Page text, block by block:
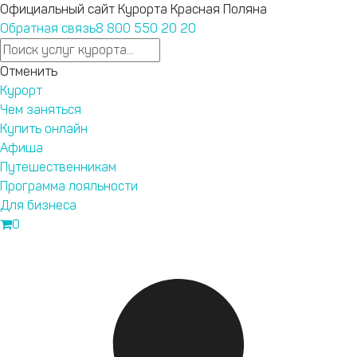
Ответы на любые вопросы в нашем телеграм-канале
Курорт Красная Поляна.
Официальный сайт Курорта Красная Поляна
Обратная связь8 800 550 20 20
Отменить
Курорт
Чем заняться
Купить онлайн
Афиша
Путешественникам
Программа лояльности
Для бизнеса
0
оформите пропуск на территорию
новый сайт
курорта
удобнее.
Текущие
привилегии
программы
лояльности
Перейти на новый сайт